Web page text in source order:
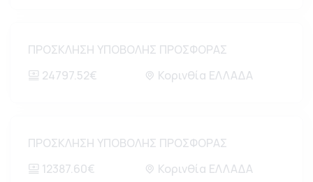
ΠΡΟΣΚΛΗΣΗ ΥΠΟΒΟΛΗΣ ΠΡΟΣΦΟΡΑΣ
24797.52€
Κορινθία ΕΛΛΑΔΑ
ΠΡΟΣΚΛΗΣΗ ΥΠΟΒΟΛΗΣ ΠΡΟΣΦΟΡΑΣ
12387.60€
Κορινθία ΕΛΛΑΔΑ